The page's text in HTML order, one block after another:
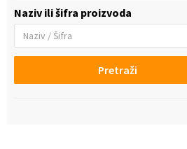
Naziv ili šifra proizvoda
Pretraži